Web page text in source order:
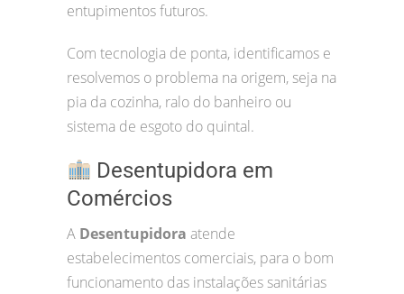
entupimentos futuros.
Com tecnologia de ponta, identificamos e
resolvemos o problema na origem, seja na
pia da cozinha, ralo do banheiro ou
sistema de esgoto do quintal.
Desentupidora em
Comércios
A Desentupidora atende
estabelecimentos comerciais, para o bom
funcionamento das instalações sanitárias